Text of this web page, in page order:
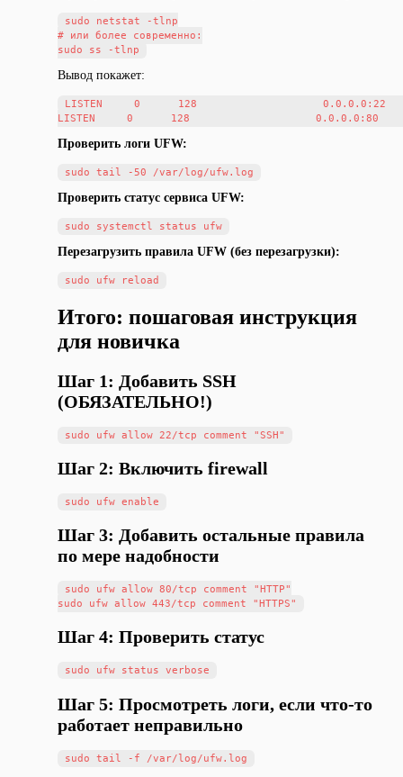
sudo netstat -tlnp
# или более современно:
Вывод покажет:
LISTEN     0      128                    0.0.0.0:22
Проверить логи UFW:
Проверить статус сервиса UFW:
Перезагрузить правила UFW (без перезагрузки):
Итого: пошаговая инструкция
для новичка
Шаг 1: Добавить SSH
(ОБЯЗАТЕЛЬНО!)
Шаг 2: Включить firewall
Шаг 3: Добавить остальные правила
по мере надобности
sudo ufw allow 80/tcp comment "HTTP"
Шаг 4: Проверить статус
Шаг 5: Просмотреть логи, если что-то
работает неправильно